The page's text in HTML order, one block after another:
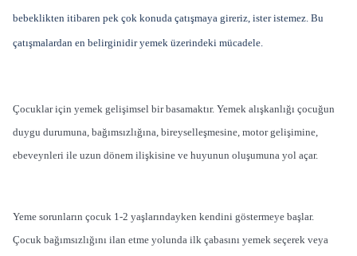
bebeklikten itibaren pek çok konuda çatışmaya gireriz, ister istemez. Bu
çatışmalardan en belirginidir yemek üzerindeki mücadele.
Çocuklar için yemek gelişimsel bir basamaktır. Yemek alışkanlığı çocuğun
duygu durumuna, bağımsızlığına, bireyselleşmesine, motor gelişimine,
ebeveynleri ile uzun dönem ilişkisine ve huyunun oluşumuna yol açar.
Yeme sorunların çocuk 1-2 yaşlarındayken kendini göstermeye başlar.
Çocuk bağımsızlığını ilan etme yolunda ilk çabasını yemek seçerek veya